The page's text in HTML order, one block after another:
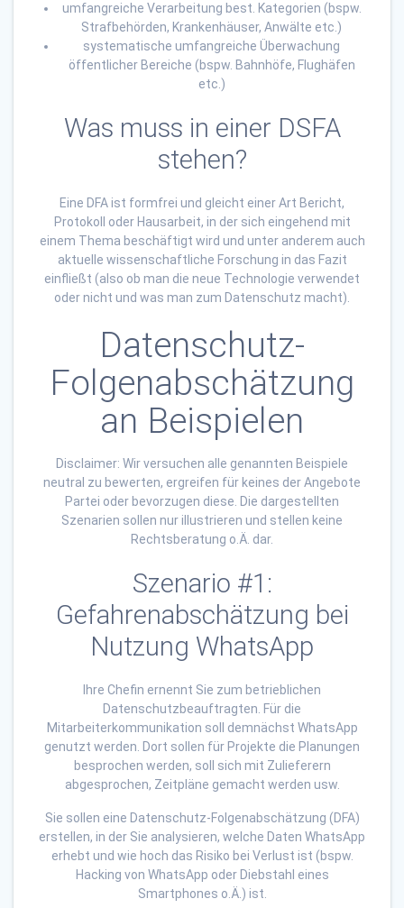
umfangreiche Verarbeitung best. Kategorien (bspw.
Strafbehörden, Krankenhäuser, Anwälte etc.)
systematische umfangreiche Überwachung
öffentlicher Bereiche (bspw. Bahnhöfe, Flughäfen
etc.)
Was muss in einer DSFA
stehen?
Eine DFA ist formfrei und gleicht einer Art Bericht,
Protokoll oder Hausarbeit, in der sich eingehend mit
einem Thema beschäftigt wird und unter anderem auch
aktuelle wissenschaftliche Forschung in das Fazit
einfließt (also ob man die neue Technologie verwendet
oder nicht und was man zum Datenschutz macht).
Datenschutz-
Folgenabschätzung
an Beispielen
Disclaimer: Wir versuchen alle genannten Beispiele
neutral zu bewerten, ergreifen für keines der Angebote
Partei oder bevorzugen diese. Die dargestellten
Szenarien sollen nur illustrieren und stellen keine
Rechtsberatung o.Ä. dar.
Szenario #1:
Gefahrenabschätzung bei
Nutzung WhatsApp
Ihre Chefin ernennt Sie zum betrieblichen
Datenschutzbeauftragten. Für die
Mitarbeiterkommunikation soll demnächst WhatsApp
genutzt werden. Dort sollen für Projekte die Planungen
besprochen werden, soll sich mit Zulieferern
abgesprochen, Zeitpläne gemacht werden usw.
Sie sollen eine Datenschutz-Folgenabschätzung (DFA)
erstellen, in der Sie analysieren, welche Daten WhatsApp
erhebt und wie hoch das Risiko bei Verlust ist (bspw.
Hacking von WhatsApp oder Diebstahl eines
Smartphones o.Ä.) ist.